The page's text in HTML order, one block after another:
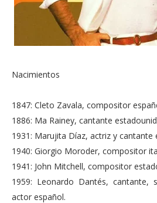
Nacimientos
1847: Cleto Zavala, compositor
1886: Ma Rainey, cantante
1931: Marujita Díaz, actriz y cantante
1940: Giorgio Moroder, compositor
1941: John Mitchell, compositor
1959: Leonardo Dantés, cantante,
actor español.